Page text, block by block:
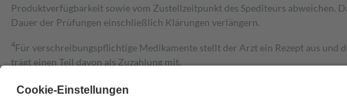
Produktverfügbarkeit sowie vom Zustellzeitpunkt des Spediteurs abweichen.
Dauer der Prüfungen einschließlich Klärungen verlängern.
4Für verschreibungspflichtige Medikamente stellt der Arzt ein Rezept aus
trägt einen Teil davon als Zuzahlung mit.
zu entrichten.